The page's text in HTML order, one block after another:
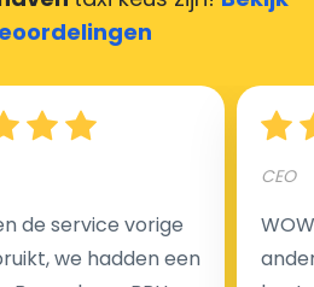
taxi transfer?
voordelen van
tarief voor uw rit. In
de service vorige
we hadden een
CEO